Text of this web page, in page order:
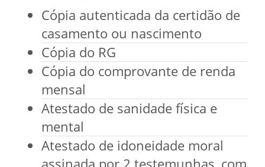
Cópia autenticada da certidão de
casamento ou nascimento
Cópia do RG
Cópia do comprovante de renda
mensal
Atestado de sanidade física e
mental
Atestado de idoneidade moral
assinada por 2 testemunhas, com